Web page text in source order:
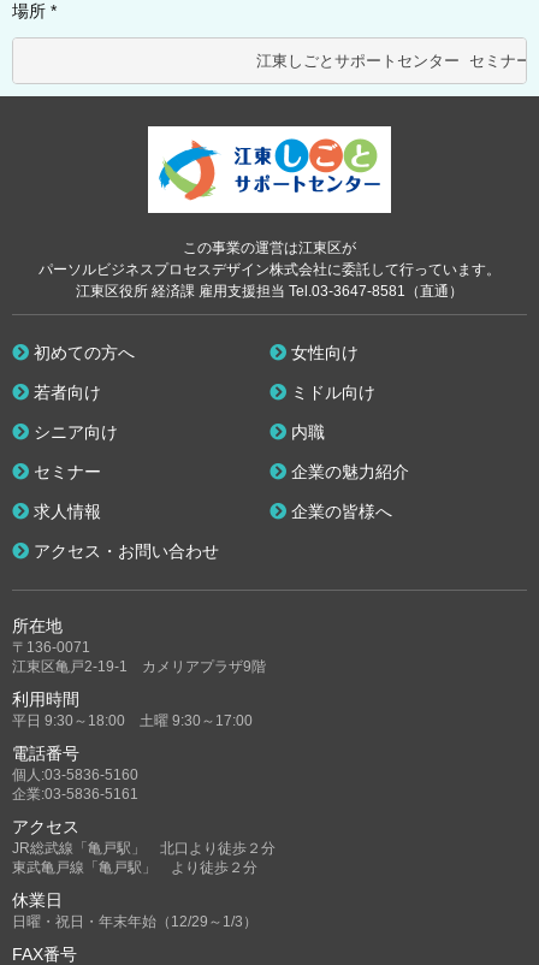
場所 *
この事業の運営は江東区が
パーソルビジネスプロセスデザイン株式会社に委託して行っています。
江東区役所 経済課 雇用支援担当 Tel.03-3647-8581（直通）
所在地
〒136-0071
江東区亀戸2-19-1 カメリアプラザ9階
利用時間
平日 9:30～18:00 土曜 9:30～17:00
電話番号
個人:03-5836-5160
企業:03-5836-5161
アクセス
JR総武線「亀戸駅」 北口より徒歩２分
東武亀戸線「亀戸駅」 より徒歩２分
休業日
日曜・祝日・年末年始（12/29～1/3）
FAX番号
初めての方へ 女性向け
若者向け ミドル向け
シニア向け 内職
セミナー 企業の魅力紹介
求人情報 企業の皆様へ
アクセス・お問い合わせ